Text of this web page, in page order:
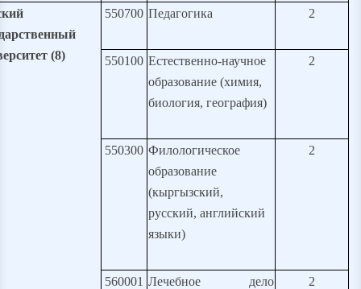
(8)
550700 Педагогика 2
550100 Естественно-научное
образование (химия,
биология, география)
2
550300 Филологическое
образование
(кыргызский,
русский, английский
языки)
2
560001 Лечебное дело
2